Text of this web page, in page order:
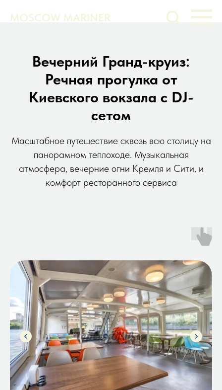
MOSCOW MARINER
Вечерний Гранд-круиз:
Речная прогулка от
Киевского вокзала с DJ-
сетом
Масштабное путешествие сквозь всю столицу на
панорамном теплоходе. Музыкальная
атмосфера, вечерние огни Кремля и Сити, и
комфорт ресторанного сервиса